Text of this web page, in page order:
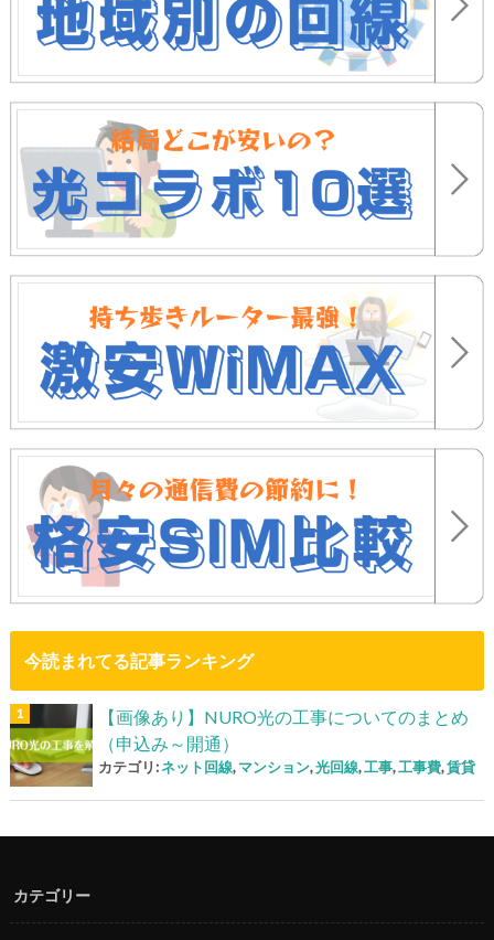
今読まれてる記事ランキング
【画像あり】NURO光の工事についてのまとめ
（申込み～開通）
カテゴリ:ネット回線,マンション,光回線,工事,工事費,賃貸
カテゴリー